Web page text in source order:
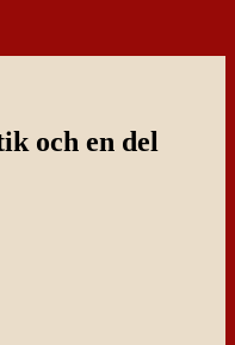
och en del